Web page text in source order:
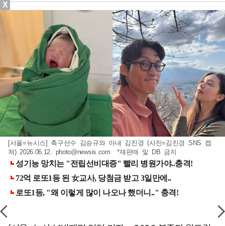
[서울=뉴시스] 축구선수 김승규와 아내 김진경 (사진=김진경 SNS 캡
쳐) 2026.06.12. photo@newsis.com *재판매 및 DB 금지
X